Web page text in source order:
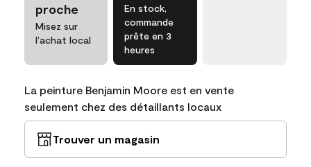
proche
Misez sur
l’achat local
En stock,
commande
prête en 3
heures
La peinture Benjamin Moore est en vente
seulement chez des détaillants locaux
Trouver un magasin